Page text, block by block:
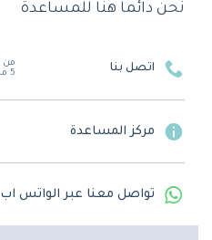
نحن دائماً هنا للمساعدة
اتصل بنا
5 مساءً
مركز المساعدة
تواصل معنا عبر الواتس اب